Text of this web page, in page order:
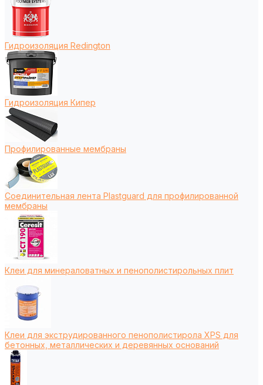
Гидроизоляция Redington
Гидроизоляция Кипер
Профилированные мембраны
Соединительная лента Plastguard для профилированной
мембраны
Клеи для минераловатных и пенополистирольных плит
Клеи для экструдированного пенополистирола XPS для
бетонных, металлических и деревянных оснований